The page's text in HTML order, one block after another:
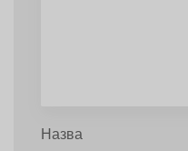
Назва